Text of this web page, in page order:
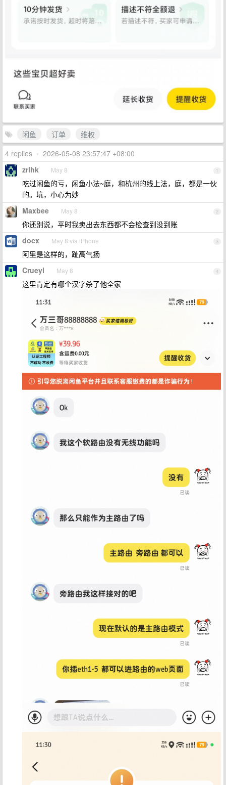
闲鱼 订单
维权
4 replies • 2026-05-08 23:57:47 +08:00
1
zrlhk May 8
吃过闲鱼的亏，闲鱼小法~庭，和杭州的线上法，庭，都是一伙
的。坑，小心为妙
2
Maxbee May 8
你还别说，平时我卖出去东西都不会检查到没到账
3
docx May 8 via iPhone
阿里是这样的，趾高气扬
4
Crueyl May 8
这里肯定有哪个汉字杀了他全家